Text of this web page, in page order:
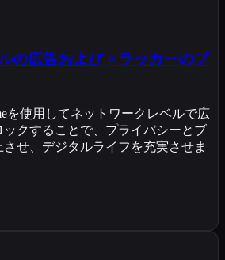
の広告およびトラッカーのブ
を使用してネットワークレベルで広
クすることで、プライバシーとブ
せ、デジタルライフを充実させま